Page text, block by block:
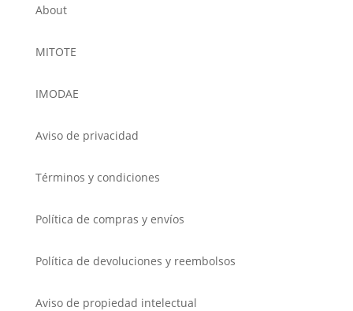
About
MITOTE
IMODAE
Aviso de privacidad
Términos y condiciones
Política de compras y envíos
Política de devoluciones y reembolsos
Aviso de propiedad intelectual